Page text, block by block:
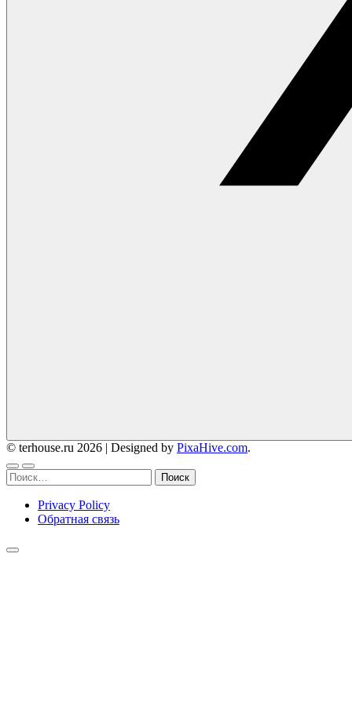
© terhouse.ru 2026 Designed by PixaHive.com.
Найти:
Privacy Policy
Обратная связь